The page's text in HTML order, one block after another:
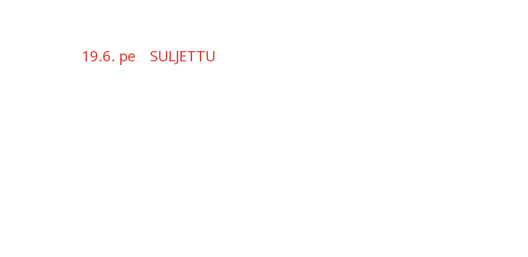
19.6. pe SULJETTU